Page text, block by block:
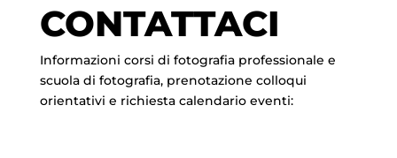
CONTATTACI
Informazioni corsi di fotografia professionale e
scuola di fotografia, prenotazione colloqui
orientativi e richiesta calendario eventi: